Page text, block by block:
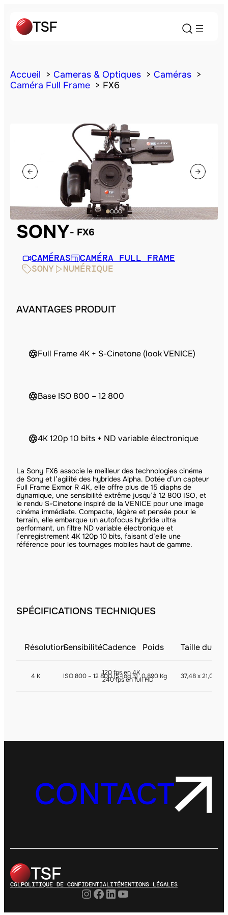
Accueil Cameras & Optiques
Caméras
Caméra Full Frame
FX6
SONY FX6
CAMÉRAS
CAMÉRA FULL FRAME
SONY
NUMÉRIQUE
AVANTAGES PRODUIT
Full Frame 4K + S-Cinetone (look VENICE)
Base ISO 800 – 12 800
4K 120p 10 bits + ND variable électronique
La Sony FX6 associe le meilleur des technologies cinéma
de Sony et l’agilité des hybrides Alpha. Dotée d’un capteur
Full Frame Exmor R 4K, elle offre plus de 15 diaphs de
dynamique, une sensibilité extrême jusqu’à 12 800 ISO, et
le rendu S-Cinetone inspiré de la VENICE pour une image
cinéma immédiate. Compacte, légère et pensée pour le
terrain, elle embarque un autofocus hybride ultra
performant, un filtre ND variable électronique et
l’enregistrement 4K 120p 10 bits, faisant d’elle une
référence pour les tournages mobiles haut de gamme.
SPÉCIFICATIONS TECHNIQUES
RésolutionSensibilitéCadence Poids Taille du
4 K ISO 800 – 12 800 (S-log 3)
120 fps en 4K
240 fps en full HD0,890 Kg 37,48 x 21,08 mm
CONTACT
CGLPOLITIQUE DE CONFIDENTIALITÉMENTIONS LÉGALES
Instagram
Facebook
LinkedIn
YouTube